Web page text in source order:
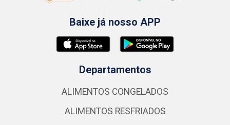
Baixe já nosso APP
Departamentos
ALIMENTOS CONGELADOS
ALIMENTOS RESFRIADOS